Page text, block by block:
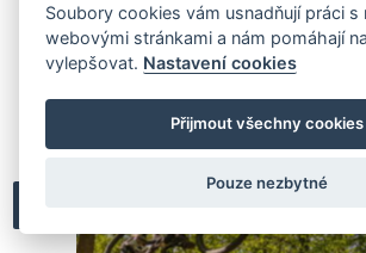
MOHLO BY VÁS
Soubory cookies vám usnadňují práci s
webovými stránkami a nám pomáhají
vylepšovat. Nastavení cookies
Přijmout všechny cookies
Pouze nezbytné